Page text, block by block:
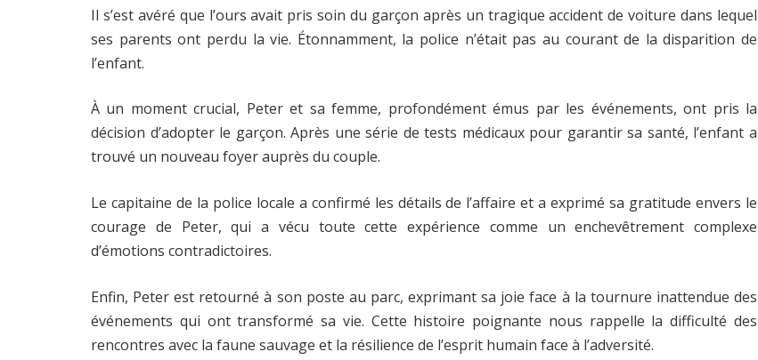
Il s’est avéré que l’ours avait pris soin du garçon après un tragique accident de voiture dans lequel
ses parents ont perdu la vie. Étonnamment, la police n’était pas au courant de la disparition de
l’enfant.
À un moment crucial, Peter et sa femme, profondément émus par les événements, ont pris la
décision d’adopter le garçon. Après une série de tests médicaux pour garantir sa santé, l’enfant a
trouvé un nouveau foyer auprès du couple.
Le capitaine de la police locale a confirmé les détails de l’affaire et a exprimé sa gratitude envers le
courage de Peter, qui a vécu toute cette expérience comme un enchevêtrement complexe
d’émotions contradictoires.
Enfin, Peter est retourné à son poste au parc, exprimant sa joie face à la tournure inattendue des
événements qui ont transformé sa vie. Cette histoire poignante nous rappelle la difficulté des
rencontres avec la faune sauvage et la résilience de l’esprit humain face à l’adversité.